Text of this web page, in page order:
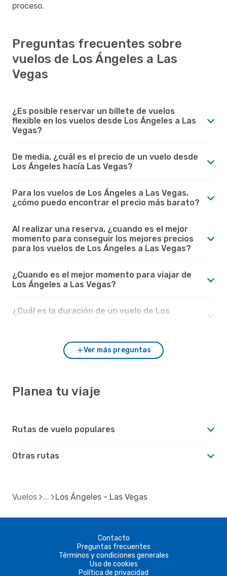
proceso.
Preguntas frecuentes sobre
vuelos de Los Ángeles a Las
Vegas
¿Es posible reservar un billete de vuelos
flexible en los vuelos desde Los Ángeles a Las
Vegas?
De media, ¿cuál es el precio de un vuelo desde
Los Ángeles hacía Las Vegas?
Para los vuelos de Los Ángeles a Las Vegas,
¿cómo puedo encontrar el precio más barato?
Al realizar una reserva, ¿cuando es el mejor
momento para conseguir los mejores precios
para los vuelos de Los Ángeles a Las Vegas?
¿Cuando es el mejor momento para viajar de
Los Ángeles a Las Vegas?
¿Cuál es la duración de un vuelo de Los
Ver más preguntas
Planea tu viaje
Rutas de vuelo populares
Otras rutas
Vuelos Los Ángeles - Las Vegas
Contacto
Preguntas frecuentes
Términos y condiciones generales
Uso de cookies
Política de privacidad